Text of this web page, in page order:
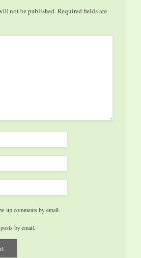
not be published.Required fields are
up comments by email.
by email.